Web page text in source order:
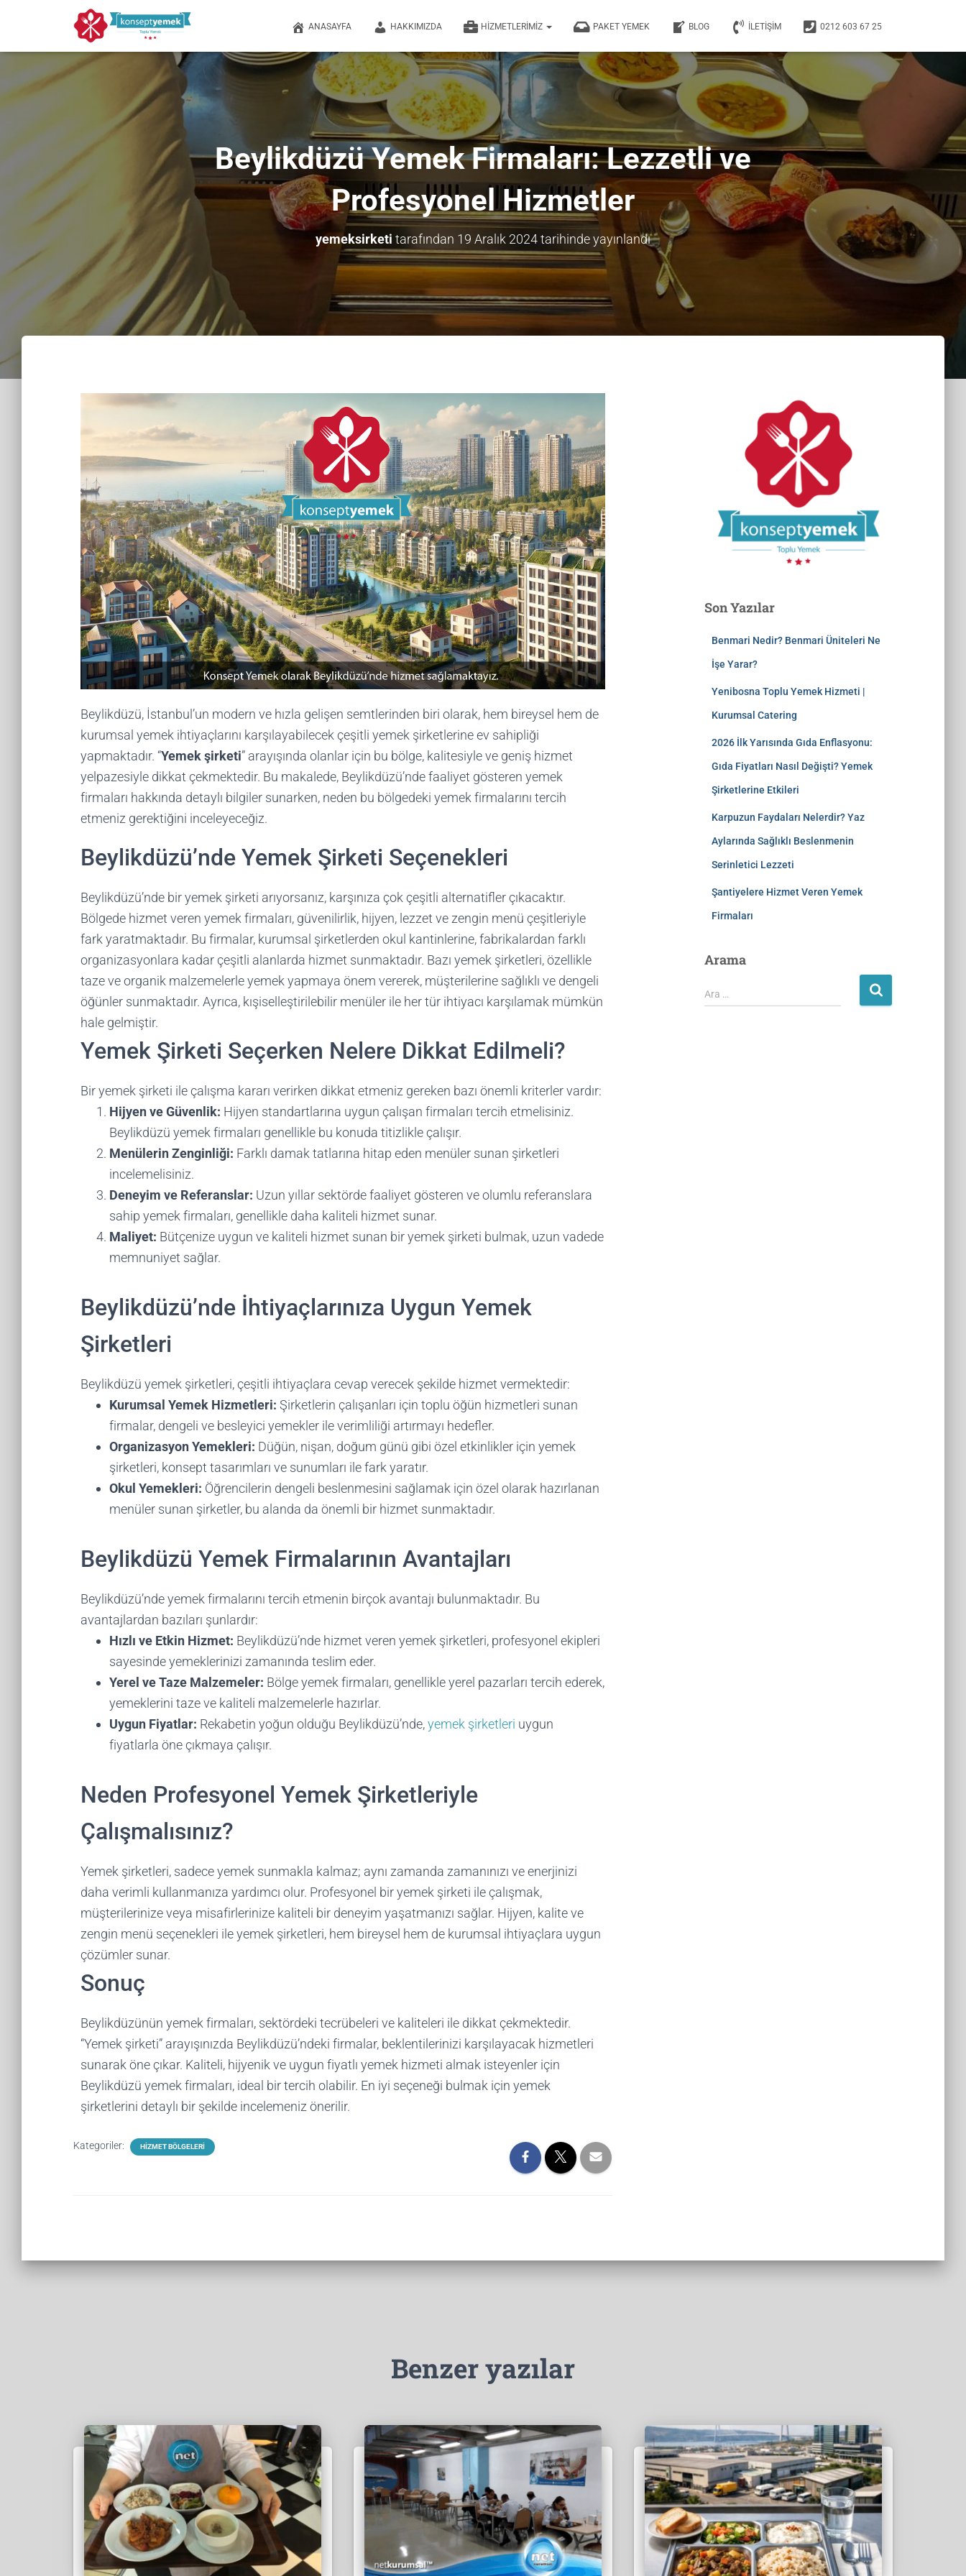
ANASAYFA HAKKIMIZDA HIZMETLERIMIZ PAKET YEMEK BLOG İLETIŞIM 0212 603 67 25
Beylikdüzü Yemek Firmaları: Lezzetli ve
Profesyonel Hizmetler
yemeksirketi tarafından 19 Aralık 2024tarihinde yayınlandı
Beylikdüzü, İstanbul’un modern ve hızla gelişen semtlerinden biri olarak, hem bireysel hem de
kurumsal yemek ihtiyaçlarını karşılayabilecek çeşitli yemek şirketlerine ev sahipliği
yapmaktadır. “Yemek şirketi” arayışında olanlar için bu bölge, kalitesiyle ve geniş hizmet
yelpazesiyle dikkat çekmektedir. Bu makalede, Beylikdüzü’nde faaliyet gösteren yemek
firmaları hakkında detaylı bilgiler sunarken, neden bu bölgedeki yemek firmalarını tercih
etmeniz gerektiğini inceleyeceğiz.
Beylikdüzü’nde Yemek Şirketi Seçenekleri
Beylikdüzü’nde bir yemek şirketi arıyorsanız, karşınıza çok çeşitli alternatifler çıkacaktır.
Bölgede hizmet veren yemek firmaları, güvenilirlik, hijyen, lezzet ve zengin menü çeşitleriyle
fark yaratmaktadır. Bu firmalar, kurumsal şirketlerden okul kantinlerine, fabrikalardan farklı
organizasyonlara kadar çeşitli alanlarda hizmet sunmaktadır. Bazı yemek şirketleri, özellikle
taze ve organik malzemelerle yemek yapmaya önem vererek, müşterilerine sağlıklı ve dengeli
öğünler sunmaktadır. Ayrıca, kışiselleştirilebilir menüler ile her tür ihtiyacı karşılamak mümkün
hale gelmiştir.
Yemek Şirketi Seçerken Nelere Dikkat Edilmeli?
Bir yemek şirketi ile çalışma kararı verirken dikkat etmeniz gereken bazı önemli kriterler vardır:
Hijyen ve Güvenlik: Hijyen standartlarına uygun çalışan firmaları tercih etmelisiniz.
Beylikdüzü yemek firmaları genellikle bu konuda titizlikle çalışır.
Menülerin Zenginliği: Farklı damak tatlarına hitap eden menüler sunan şirketleri
incelemelisiniz.
Deneyim ve Referanslar: Uzun yıllar sektörde faaliyet gösteren ve olumlu referanslara
sahip yemek firmaları, genellikle daha kaliteli hizmet sunar.
Maliyet: Bütçenize uygun ve kaliteli hizmet sunan bir yemek şirketi bulmak, uzun vadede
memnuniyet sağlar.
Beylikdüzü’nde İhtiyaçlarınıza Uygun Yemek
Şirketleri
Beylikdüzü yemek şirketleri, çeşitli ihtiyaçlara cevap verecek şekilde hizmet vermektedir:
Kurumsal Yemek Hizmetleri: Şirketlerin çalışanları için toplu öğün hizmetleri sunan
firmalar, dengeli ve besleyici yemekler ile verimliliği artırmayı hedefler.
Organizasyon Yemekleri: Düğün, nişan, doğum günü gibi özel etkinlikler için yemek
şirketleri, konsept tasarımları ve sunumları ile fark yaratır.
Okul Yemekleri: Öğrencilerin dengeli beslenmesini sağlamak için özel olarak hazırlanan
menüler sunan şirketler, bu alanda da önemli bir hizmet sunmaktadır.
Beylikdüzü Yemek Firmalarının Avantajları
Beylikdüzü’nde yemek firmalarını tercih etmenin birçok avantajı bulunmaktadır. Bu
avantajlardan bazıları şunlardır:
Hızlı ve Etkin Hizmet: Beylikdüzü’nde hizmet veren yemek şirketleri, profesyonel ekipleri
sayesinde yemeklerinizi zamanında teslim eder.
Yerel ve Taze Malzemeler: Bölge yemek firmaları, genellikle yerel pazarları tercih ederek,
yemeklerini taze ve kaliteli malzemelerle hazırlar.
Uygun Fiyatlar: Rekabetin yoğun olduğu Beylikdüzü’nde,yemek şirketleri uygun
fiyatlarla öne çıkmaya çalışır.
Neden Profesyonel Yemek Şirketleriyle
Çalışmalısınız?
Yemek şirketleri, sadece yemek sunmakla kalmaz; aynı zamanda zamanınızı ve enerjinizi
daha verimli kullanmanıza yardımcı olur. Profesyonel bir yemek şirketi ile çalışmak,
müşterilerinize veya misafirlerinize kaliteli bir deneyim yaşatmanızı sağlar. Hijyen, kalite ve
zengin menü seçenekleri ile yemek şirketleri, hem bireysel hem de kurumsal ihtiyaçlara uygun
çözümler sunar.
Sonuç
Beylikdüzünün yemek firmaları, sektördeki tecrübeleri ve kaliteleri ile dikkat çekmektedir.
“Yemek şirketi” arayışınızda Beylikdüzü’ndeki firmalar, beklentilerinizi karşılayacak hizmetleri
sunarak öne çıkar. Kaliteli, hijyenik ve uygun fiyatlı yemek hizmeti almak isteyenler için
Beylikdüzü yemek firmaları, ideal bir tercih olabilir. En iyi seçeneği bulmak için yemek
şirketlerini detaylı bir şekilde incelemeniz önerilir.
Kategoriler: HIZMET BÖLGELERI
Son Yazılar
Benmari Nedir? Benmari Üniteleri Ne
İşe Yarar?
Yenibosna Toplu Yemek Hizmeti |
Kurumsal Catering
2026 İlk Yarısında Gıda Enflasyonu:
Gıda Fiyatları Nasıl Değişti? Yemek
Şirketlerine Etkileri
Karpuzun Faydaları Nelerdir? Yaz
Aylarında Sağlıklı Beslenmenin
Serinletici Lezzeti
Şantiyelere Hizmet Veren Yemek
Firmaları
Arama
Ara …
Benzer yazılar